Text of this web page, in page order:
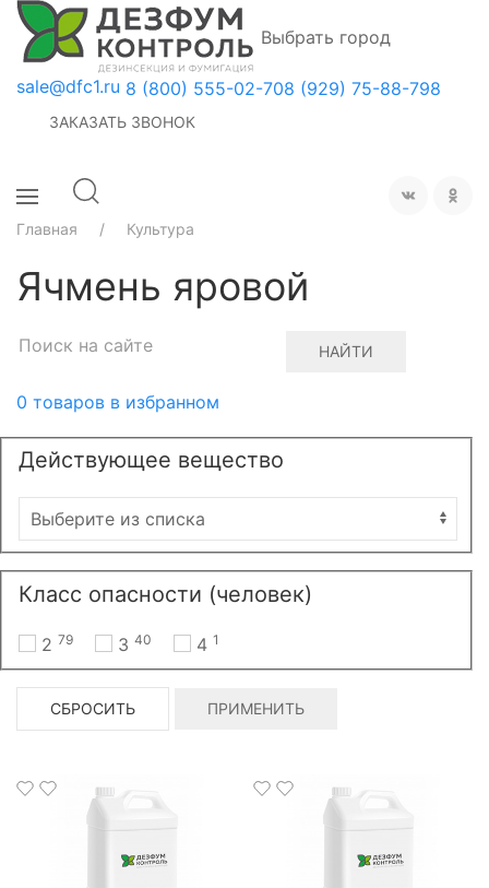
Выбрать город
sale@dfc1.ru 8 (800) 555-02-708 (929) 75-88-798
ЗАКАЗАТЬ ЗВОНОК
Главная Культура
Ячмень яровой
НАЙТИ
0 товаров в избранном
Действующее вещество
Класс опасности (человек)
2 79 3 40 4 1
СБРОСИТЬ ПРИМЕНИТЬ